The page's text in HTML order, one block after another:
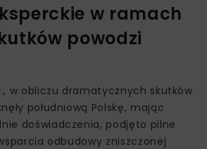
w ramach
powodzi
w obliczu dramatycznych skutków
południową Polskę, mając
doświadczenia, podjęto pilne
odbudowy zniszczonej